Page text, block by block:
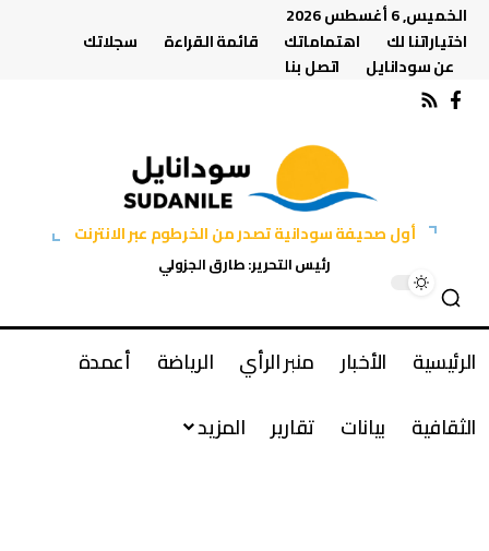
الخميس, 6 أغسطس 2026
اختياراتنا لك
اهتماماتك قائمة القراءة
سجلاتك
عن سودانايل
اتصل بنا
أول صحيفة سودانية تصدر من الخرطوم عبر الانترنت
رئيس التحرير: طارق الجزولي
الرئيسية الأخبار منبر الرأي الرياضة
أعمدة
الثقافية
بيانات تقارير المزيد